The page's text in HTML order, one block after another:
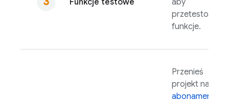
Funkcje testowe
aby
przetestować
funkcje.
Przenieś
projekt na
abonament